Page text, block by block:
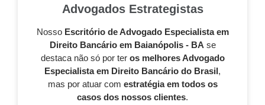
Advogados Estrategistas
Nosso Escritório de Advogado Especialista em
Direito Bancário em Baianópolis - BA se
destaca não só por ter os melhores Advogado
Especialista em Direito Bancário do Brasil,
mas por atuar com estratégia em todos os
casos dos nossos clientes.